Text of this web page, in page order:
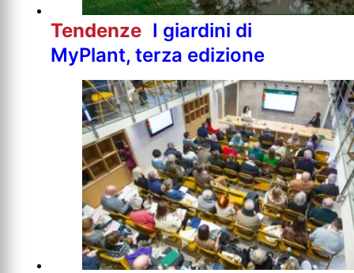
Tendenze I giardini di
MyPlant, terza edizione